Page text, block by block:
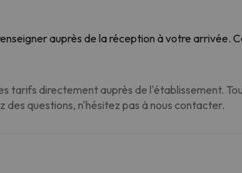
auprès de la réception à votre arrivée.
tarifs directement auprès de l'établissement.
questions, n'hésitez pas à nous contacter.